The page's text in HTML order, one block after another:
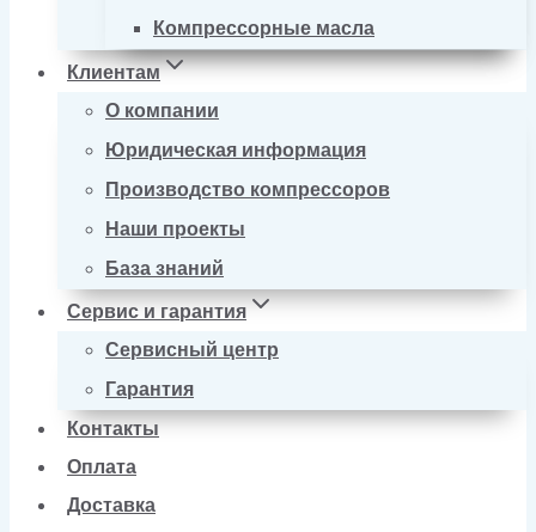
Компрессорные масла
Клиентам
О компании
Юридическая информация
Производство компрессоров
Наши проекты
База знаний
Сервис и гарантия
Сервисный центр
Гарантия
Контакты
Оплата
Доставка